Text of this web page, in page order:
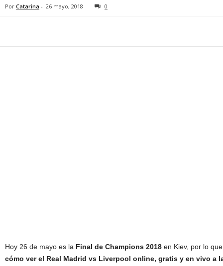
Por Catarina - 26 mayo, 2018 0
Hoy 26 de mayo es la Final de Champions 2018 en Kiev, por lo
cómo ver el Real Madrid vs Liverpool online, gratis y en vivo a